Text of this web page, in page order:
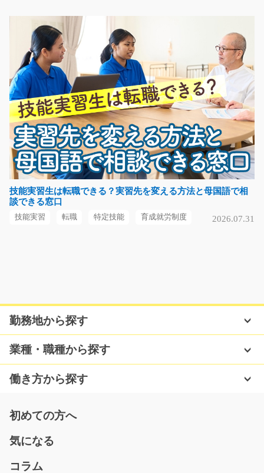
長期（3ヶ月以上）
時給1050円～
熊本県上益城郡嘉島町
気になる
かんたんなデータ入力や伝票整理/i02_00419
急募
事務経験者の方も大歓迎！電話応対・入力・伝票整理な
ど！かんたんなパソ…
長期（3ヶ月以上）
時給1150円～
大阪府大阪市大正区
【資格を活かしたい方必見！】倉庫内でのフォークリフ
ト作業！フォークリ…
長期（3ヶ月以上）
時給1200円～
福岡県田川郡川崎町
ECサイトの出店補助/y03_00821
急募
技能実習生は転職できる？実習先を変える方法と母国語で相
談できる窓口
技能実習 転職 特定技能 育成就労制度 2026.07.31
勤務地から探す
業種・職種から探す
働き方から探す
初めての方へ
気になる
コラム